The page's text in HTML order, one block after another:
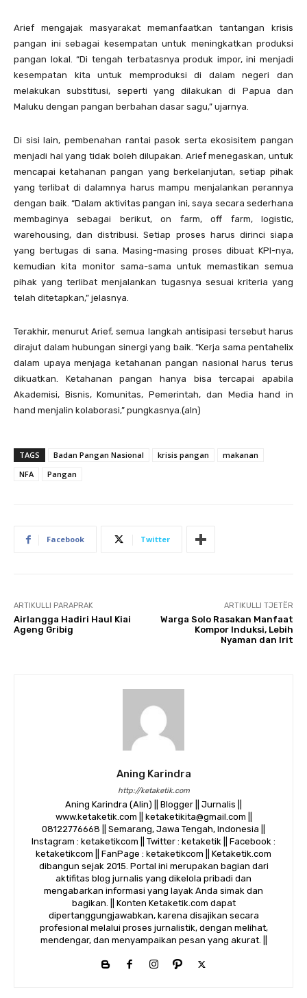
Arief mengajak masyarakat memanfaatkan tantangan krisis
pangan ini sebagai kesempatan untuk meningkatkan produksi
pangan lokal. “Di tengah terbatasnya produk impor, ini menjadi
kesempatan kita untuk memproduksi di dalam negeri dan
melakukan substitusi, seperti yang dilakukan di Papua dan
Maluku dengan pangan berbahan dasar sagu,” ujarnya.
Di sisi lain, pembenahan rantai pasok serta ekosisitem pangan
menjadi hal yang tidak boleh dilupakan. Arief menegaskan, untuk
mencapai ketahanan pangan yang berkelanjutan, setiap pihak
yang terlibat di dalamnya harus mampu menjalankan perannya
dengan baik. “Dalam aktivitas pangan ini, saya secara sederhana
membaginya sebagai berikut, on farm, off farm, logistic,
warehousing, dan distribusi. Setiap proses harus dirinci siapa
yang bertugas di sana. Masing-masing proses dibuat KPI-nya,
kemudian kita monitor sama-sama untuk memastikan semua
pihak yang terlibat menjalankan tugasnya sesuai kriteria yang
telah ditetapkan,” jelasnya.
Terakhir, menurut Arief, semua langkah antisipasi tersebut harus
dirajut dalam hubungan sinergi yang baik. “Kerja sama pentahelix
dalam upaya menjaga ketahanan pangan nasional harus terus
dikuatkan. Ketahanan pangan hanya bisa tercapai apabila
Akademisi, Bisnis, Komunitas, Pemerintah, dan Media hand in
hand menjalin kolaborasi,” pungkasnya.(aln)
TAGS Badan Pangan Nasional krisis pangan
makanan
NFA
Pangan
Facebook Twitter
ARTIKULLI PARAPRAK
Airlangga Hadiri Haul Kiai
Ageng Gribig
ARTIKULLI TJETËR
Warga Solo Rasakan Manfaat
Kompor Induksi, Lebih
Nyaman dan Irit
Aning Karindra
http://ketaketik.com
Aning Karindra (Alin) || Blogger || Jurnalis ||
www.ketaketik.com || ketaketikita@gmail.com ||
08122776668 || Semarang, Jawa Tengah, Indonesia ||
Instagram : ketaketikcom || Twitter : ketaketik || Facebook :
ketaketikcom || FanPage : ketaketikcom || Ketaketik.com
dibangun sejak 2015. Portal ini merupakan bagian dari
aktifitas blog jurnalis yang dikelola pribadi dan
mengabarkan informasi yang layak Anda simak dan
bagikan. || Konten Ketaketik.com dapat
dipertanggungjawabkan, karena disajikan secara
profesional melalui proses jurnalistik, dengan melihat,
mendengar, dan menyampaikan pesan yang akurat. ||